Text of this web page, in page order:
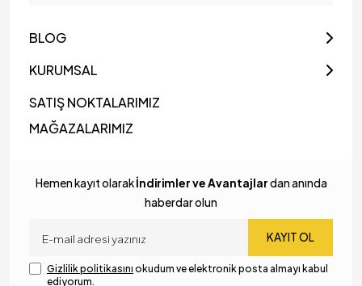
BLOG
KURUMSAL
SATIŞ NOKTALARIMIZ
MAĞAZALARIMIZ
Hemen kayıt olarakİndirimler ve Avantajlardan anında
haberdar olun
KAYIT OL
Gizlilik politikasını okudum ve elektronik posta almayı kabul
ediyorum.